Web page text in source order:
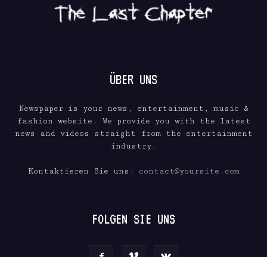
ÜBER UNS
Newspaper is your news, entertainment, music &
fashion website. We provide you with the latest
news and videos straight from the entertainment
industry.
Kontaktieren Sie uns: contact@yoursite.com
FOLGEN SIE UNS